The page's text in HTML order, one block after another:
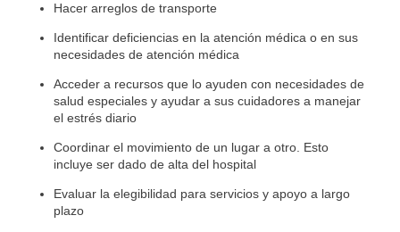
Hacer arreglos de transporte
Identificar deficiencias en la atención médica o en sus
necesidades de atención médica
Acceder a recursos que lo ayuden con necesidades de
salud especiales y ayudar a sus cuidadores a manejar
el estrés diario
Coordinar el movimiento de un lugar a otro. Esto
incluye ser dado de alta del hospital
Evaluar la elegibilidad para servicios y apoyo a largo
plazo